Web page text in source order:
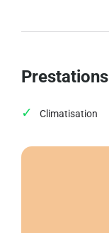
Prestations
Climatisation